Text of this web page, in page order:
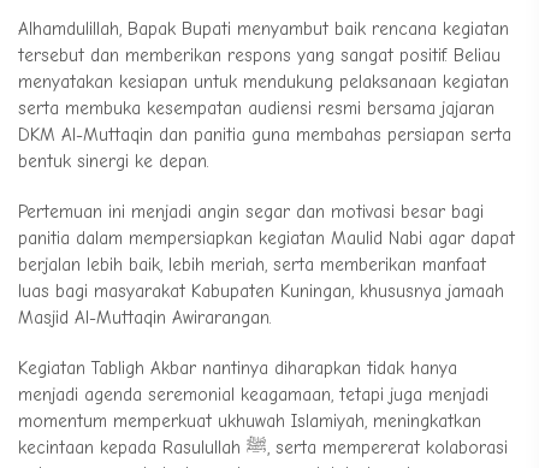
Alhamdulillah, Bapak Bupati menyambut baik rencana kegiatan
tersebut dan memberikan respons yang sangat positif. Beliau
menyatakan kesiapan untuk mendukung pelaksanaan kegiatan
serta membuka kesempatan audiensi resmi bersama jajaran
DKM Al-Muttaqin dan panitia guna membahas persiapan serta
bentuk sinergi ke depan.
Pertemuan ini menjadi angin segar dan motivasi besar bagi
panitia dalam mempersiapkan kegiatan Maulid Nabi agar dapat
berjalan lebih baik, lebih meriah, serta memberikan manfaat
luas bagi masyarakat Kabupaten Kuningan, khususnya jamaah
Masjid Al-Muttaqin Awirarangan.
Kegiatan Tabligh Akbar nantinya diharapkan tidak hanya
menjadi agenda seremonial keagamaan, tetapi juga menjadi
momentum memperkuat ukhuwah Islamiyah, meningkatkan
kecintaan kepada Rasulullah ﷺ, serta mempererat kolaborasi